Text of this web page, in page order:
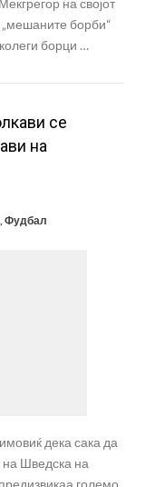
на својот
борби“
борци …
се
на
,Фудбал
дека сака да
на Шведска на